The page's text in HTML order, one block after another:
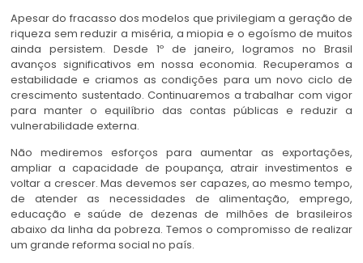
Apesar do fracasso dos modelos que privilegiam a geração de
riqueza sem reduzir a miséria, a miopia e o egoísmo de muitos
ainda persistem. Desde 1º de janeiro, logramos no Brasil
avanços significativos em nossa economia. Recuperamos a
estabilidade e criamos as condições para um novo ciclo de
crescimento sustentado. Continuaremos a trabalhar com vigor
para manter o equilíbrio das contas públicas e reduzir a
vulnerabilidade externa.
Não mediremos esforços para aumentar as exportações,
ampliar a capacidade de poupança, atrair investimentos e
voltar a crescer. Mas devemos ser capazes, ao mesmo tempo,
de atender as necessidades de alimentação, emprego,
educação e saúde de dezenas de milhões de brasileiros
abaixo da linha da pobreza. Temos o compromisso de realizar
um grande reforma social no país.